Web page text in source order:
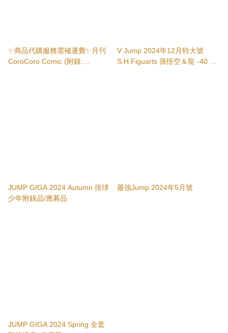
✨商品代購服務需補運費✨月刊
CoroCoro Comic (附錄:
V Jump 2024年12月特大號
S.H.Figuarts 孫悟空＆龍 -40 周
JUMP GIGA 2024 Autumn 排球
少年附錄品/應募品
最強Jump 2024年5月號
JUMP GIGA 2024 Spring 全套